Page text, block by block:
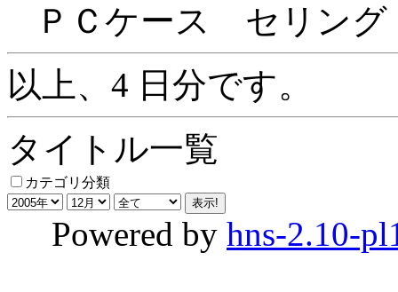
ＰＣケース セリング
以上、4 日分です。
タイトル一覧
カテゴリ分類
Powered by hns-2.10-